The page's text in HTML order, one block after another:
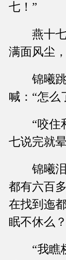
七！”
燕十七
满面风尘
锦曦跳
喊：“怎么
“咬住和
七说完就
锦曦泪
都有六百
在找到迤
眠不休么？
“我瞧桥